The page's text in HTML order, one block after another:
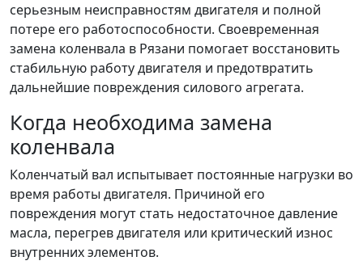
серьезным неисправностям двигателя и полной
потере его работоспособности. Своевременная
замена коленвала в Рязани помогает восстановить
стабильную работу двигателя и предотвратить
дальнейшие повреждения силового агрегата.
Когда необходима замена
коленвала
Коленчатый вал испытывает постоянные нагрузки во
время работы двигателя. Причиной его
повреждения могут стать недостаточное давление
масла, перегрев двигателя или критический износ
внутренних элементов.